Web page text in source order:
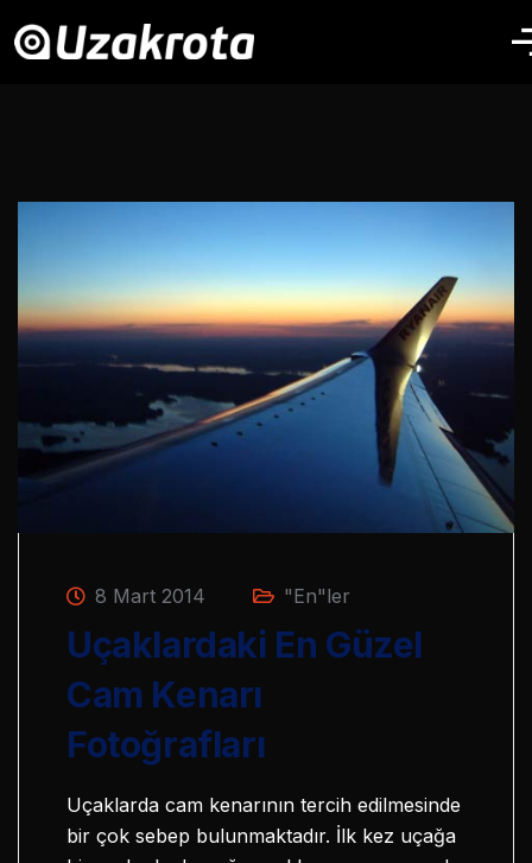
8 Mart 2014 "En"ler
Uçaklardaki En Güzel
Cam Kenarı
Fotoğrafları
Uçaklarda cam kenarının tercih edilmesinde
bir çok sebep bulunmaktadır. İlk kez uçağa